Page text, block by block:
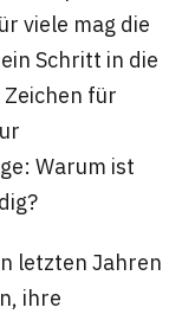
viele mag die
Schritt in die
für
Warum ist
letzten Jahren
ihre